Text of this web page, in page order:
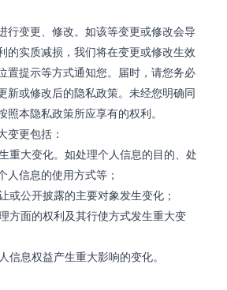
行变更、修改。如该等变更或修改会导
的实质减损，我们将在变更或修改生效
置提示等方式通知您。届时，请您务必
新或修改后的隐私政策。未经您明确同
照本隐私政策所应享有的权利。
变更包括：
重大变化。如处理个人信息的目的、处
人信息的使用方式等；
或公开披露的主要对象发生变化；
方面的权利及其行使方式发生重大变
信息权益产生重大影响的变化。